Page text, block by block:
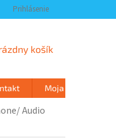
Prihlásenie
košík
Moja objednávka
Audio